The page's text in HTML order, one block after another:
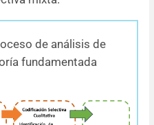
de análisis de
fundamentada